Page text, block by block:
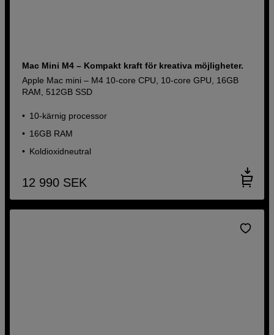
Mac Mini M4 – Kompakt kraft för kreativa möjligheter.
Apple Mac mini – M4 10-core CPU, 10-core GPU, 16GB
RAM, 512GB SSD
10-kärnig processor
16GB RAM
Koldioxidneutral
12 990 SEK